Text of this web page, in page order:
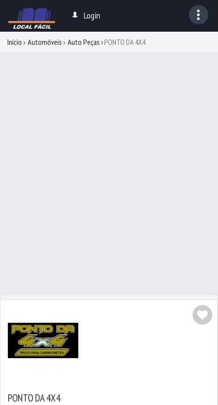
Login
Início Automóveis Auto Peças PONTO DA 4X4
PONTO DA 4X4